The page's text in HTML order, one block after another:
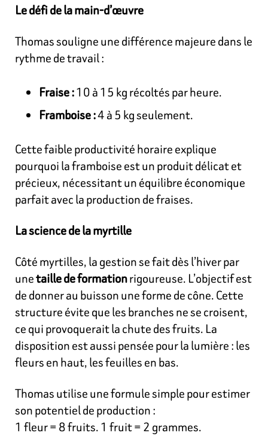
Le défi de la main-d’œuvre
Thomas souligne une différence majeure dans le
rythme de travail :
Fraise :10 à 15 kg récoltés par heure.
Framboise :4 à 5 kg seulement.
Cette faible productivité horaire explique
pourquoi la framboise est un produit délicat et
précieux, nécessitant un équilibre économique
parfait avec la production de fraises.
La science de la myrtille
Côté myrtilles, la gestion se fait dès l’hiver par
unetaille de formationrigoureuse. L’objectif est
de donner au buisson une forme de cône. Cette
structure évite que les branches ne se croisent,
ce qui provoquerait la chute des fruits. La
disposition est aussi pensée pour la lumière : les
fleurs en haut, les feuilles en bas.
Thomas utilise une formule simple pour estimer
son potentiel de production :
1 fleur = 8 fruits. 1 fruit = 2 grammes.